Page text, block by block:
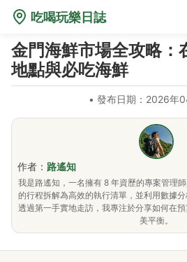
吃喝玩樂日誌
金門海鮮市場全攻略：
地點與必吃海鮮
• 發布日期：2026年
作者： 路遙知
我是路遙知，一名擁有 8 年資歷的專案管理
的行程拆解為高效的執行清單，並利用數據分
透過第一手實地走訪，我專注於分享如何在
美平衡。